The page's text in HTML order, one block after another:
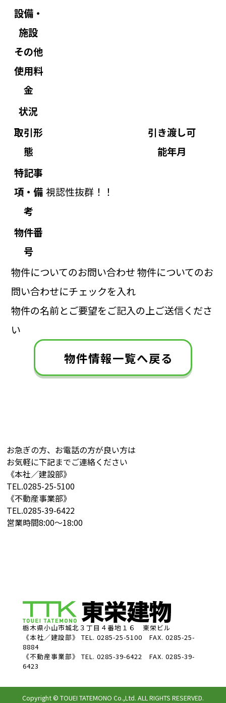
設備・
施設
その他
使用料
金
状況
取引形
態
引き渡し可
能年月
特記事
項・備
考
視認性抜群！！
物件番
号
物件についてのお問い合わせ物件についてのお
問い合わせにチェックを入れ
物件の名前とご要望をご記入の上ご送信くださ
い
物件情報一覧へ戻る
お急ぎの方、お電話の方が良い方は
お気軽に下記までご連絡ください
《本社／建設部》
TEL.0285-25-5100
《不動産事業部》
TEL.0285-39-6422
営業時間8:00～18:00
栃木県小山市城北３丁目４番地１６ 東栄ビル
《本社／建設部》
TEL. 0285-25-5100 FAX. 0285-25-
8884
《不動産事業部》
TEL. 0285-39-6422 FAX. 0285-39-
6423
Copyright © TOUEI TATEMONO Co.,Ltd. ALL RIGHTS RESERVED.